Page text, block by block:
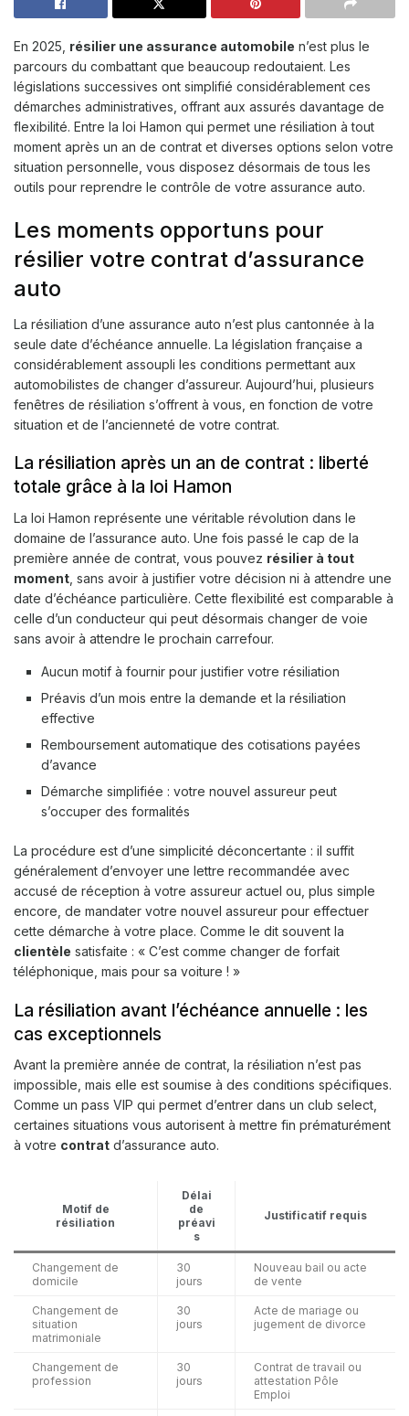
En 2025, résilier une assurance automobile n’est plus le
parcours du combattant que beaucoup redoutaient. Les
législations successives ont simplifié considérablement ces
démarches administratives, offrant aux assurés davantage de
flexibilité. Entre la loi Hamon qui permet une résiliation à tout
moment après un an de contrat et diverses options selon votre
situation personnelle, vous disposez désormais de tous les
outils pour reprendre le contrôle de votre assurance auto.
Les moments opportuns pour
résilier votre contrat d’assurance
auto
La résiliation d’une assurance auto n’est plus cantonnée à la
seule date d’échéance annuelle. La législation française a
considérablement assoupli les conditions permettant aux
automobilistes de changer d’assureur. Aujourd’hui, plusieurs
fenêtres de résiliation s’offrent à vous, en fonction de votre
situation et de l’ancienneté de votre contrat.
La résiliation après un an de contrat : liberté
totale grâce à la loi Hamon
La loi Hamon représente une véritable révolution dans le
domaine de l’assurance auto. Une fois passé le cap de la
première année de contrat, vous pouvez résilier à tout
moment , sans avoir à justifier votre décision ni à attendre une
date d’échéance particulière. Cette flexibilité est comparable à
celle d’un conducteur qui peut désormais changer de voie
sans avoir à attendre le prochain carrefour.
Aucun motif à fournir pour justifier votre résiliation
Préavis d’un mois entre la demande et la résiliation
effective
Remboursement automatique des cotisations payées
d’avance
Démarche simplifiée : votre nouvel assureur peut
s’occuper des formalités
La procédure est d’une simplicité déconcertante : il suffit
généralement d’envoyer une lettre recommandée avec
accusé de réception à votre assureur actuel ou, plus simple
encore, de mandater votre nouvel assureur pour effectuer
cette démarche à votre place. Comme le dit souvent la
clientèle satisfaite : « C’est comme changer de forfait
téléphonique, mais pour sa voiture ! »
La résiliation avant l’échéance annuelle : les
cas exceptionnels
Avant la première année de contrat, la résiliation n’est pas
impossible, mais elle est soumise à des conditions spécifiques.
Comme un pass VIP qui permet d’entrer dans un club select,
certaines situations vous autorisent à mettre fin prématurément
à votre contrat d’assurance auto.
Motif de
résiliation
Délai
de
préavi
s
Justificatif requis
Changement de
domicile
30
jours
Nouveau bail ou acte
de vente
Changement de
situation
matrimoniale
30
jours
Acte de mariage ou
jugement de divorce
Changement de
profession
30
jours
Contrat de travail ou
attestation Pôle
Emploi